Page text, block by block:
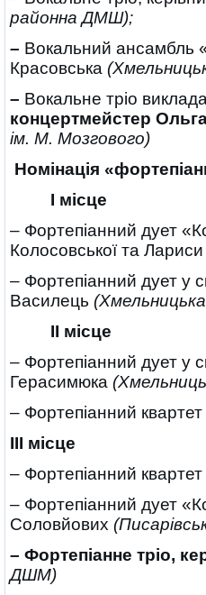
районна ДМШ);
– Вокальний ансамбль
Красовська
– Вокальне тріо
концертмейстер
ім. М. Мозгового)
Номінація
І місце
– Фортепіанний дует
Колосовської та
– Фортепіанний дует у
Василець
ІІ місце
– Фортепіанний дует у
Герасимюка
– Фортепіанний
ІІІ місце
– Фортепіанний квартет
– Фортепіанний дует
Соловйових
– Фортепіанне тріо,
ДШМ)